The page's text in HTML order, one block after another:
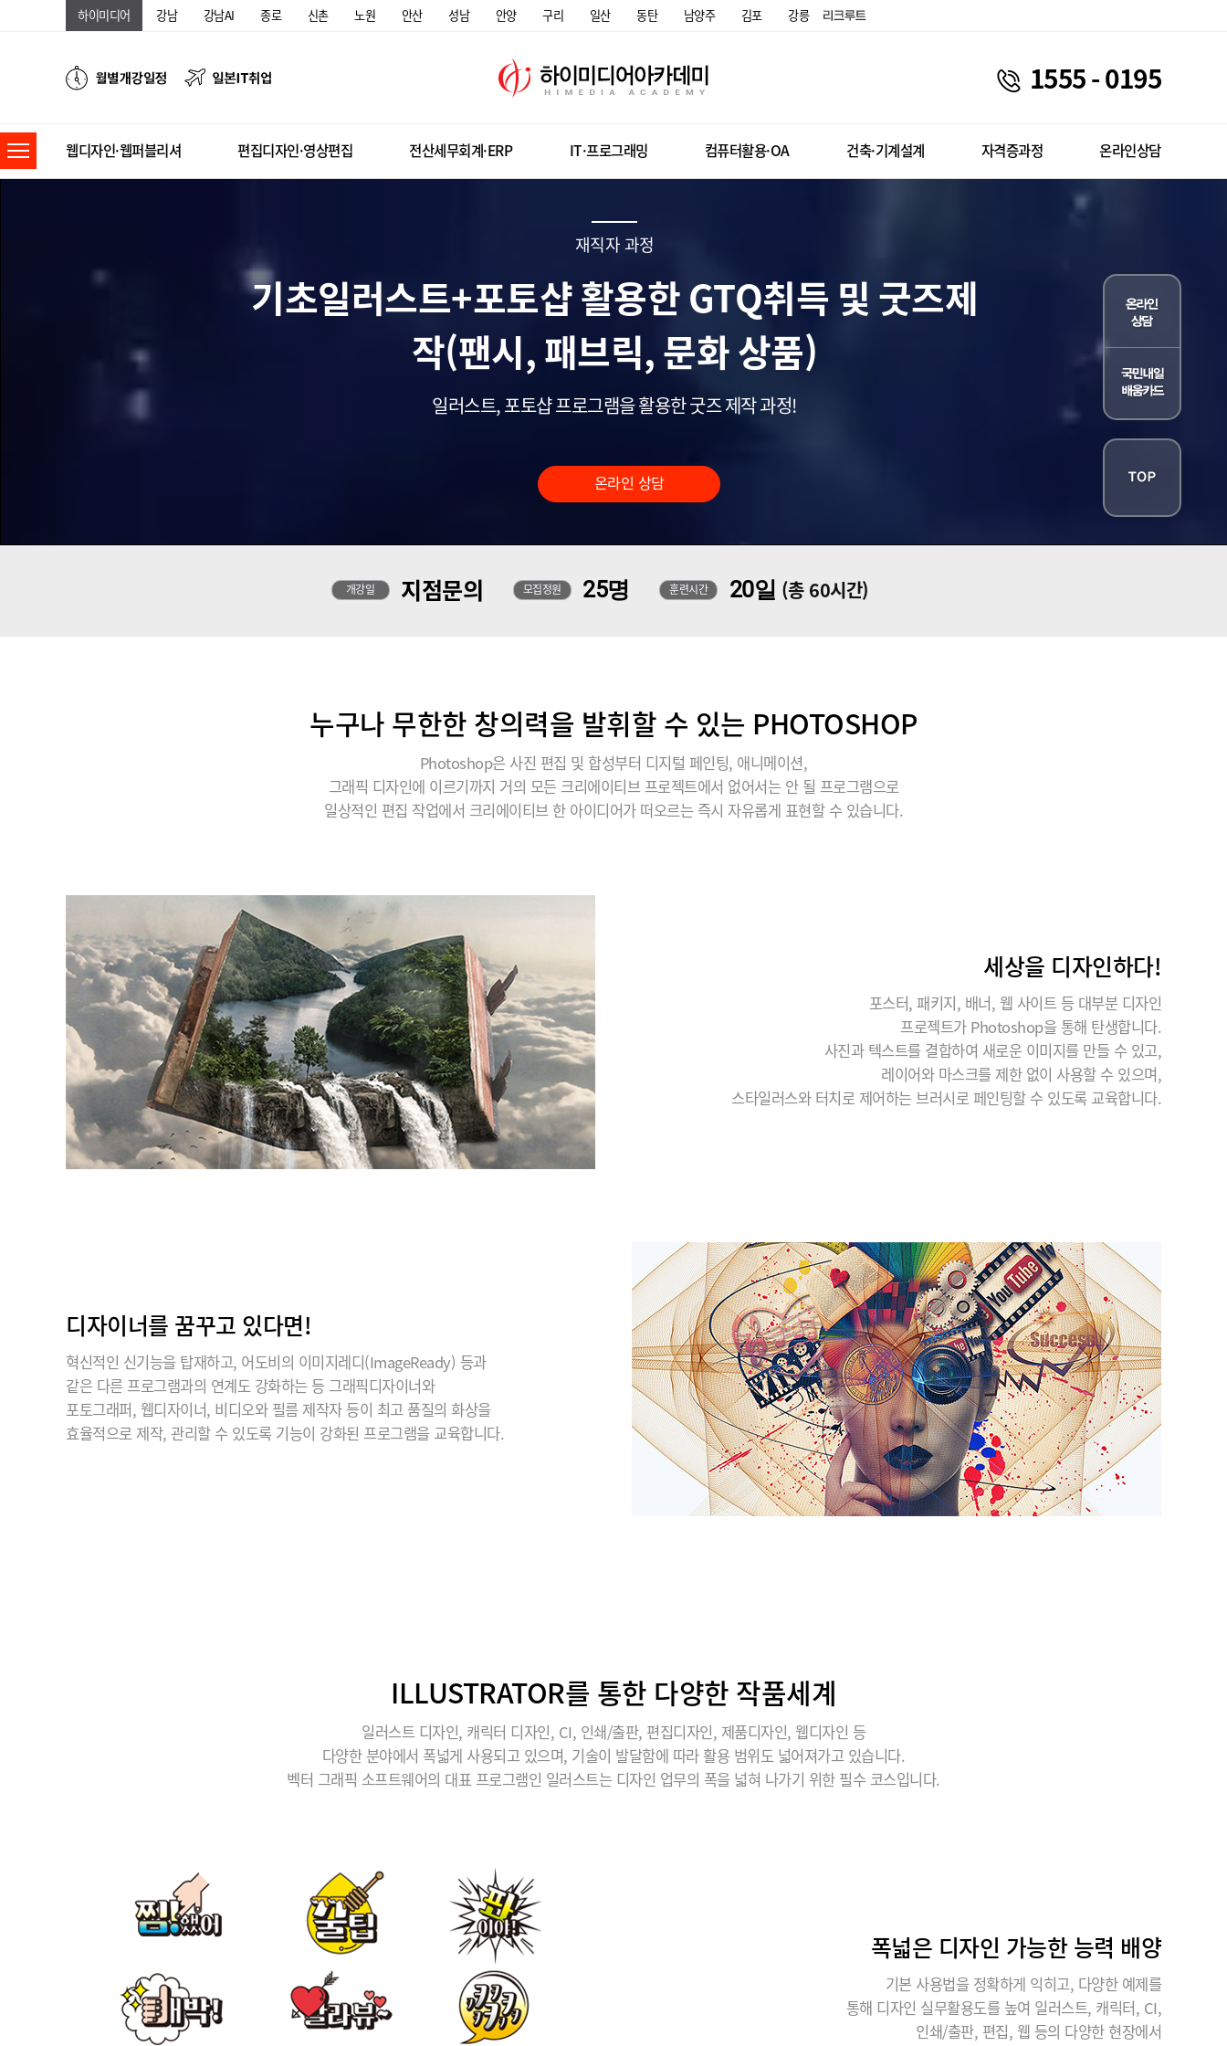
하이미디어 강남 강남AI 종로 신촌 노원 안산 성남 안양 구리 일산 동탄 남양주 김포 강릉
1555 - 0195
웹디자인·웹퍼블리셔 편집디자인·영상편집 전산세무회계·ERP IT·프로그래밍 컴퓨터활용·OA 건축·기계설계 자격증과정 온라인상담
재직자 과정
기초일러스트+포토샵 활용한 GTQ취득 및 굿즈제
작(팬시, 패브릭, 문화 상품)
일러스트, 포토샵 프로그램을 활용한 굿즈 제작 과정!
온라인 상담
개강일 지점문의 모집정원 25명 훈련시간 20일 (총 60시간)
누구나 무한한 창의력을 발휘할 수 있는 PHOTOSHOP
Photoshop은 사진 편집 및 합성부터 디지털 페인팅, 애니메이션,
그래픽 디자인에 이르기까지 거의 모든 크리에이티브 프로젝트에서 없어서는 안 될 프로그램으로
일상적인 편집 작업에서 크리에이티브 한 아이디어가 떠오르는 즉시 자유롭게 표현할 수 있습니다.
세상을 디자인하다!
포스터, 패키지, 배너, 웹 사이트 등 대부분 디자인
프로젝트가 Photoshop을 통해 탄생합니다.
사진과 텍스트를 결합하여 새로운 이미지를 만들 수 있고,
레이어와 마스크를 제한 없이 사용할 수 있으며,
스타일러스와 터치로 제어하는 브러시로 페인팅할 수 있도록 교육합니다.
디자이너를 꿈꾸고 있다면!
혁신적인 신기능을 탑재하고, 어도비의 이미지레디(ImageReady) 등과
같은 다른 프로그램과의 연계도 강화하는 등 그래픽디자이너와
포토그래퍼, 웹디자이너, 비디오와 필름 제작자 등이 최고 품질의 화상을
효율적으로 제작, 관리할 수 있도록 기능이 강화된 프로그램을 교육합니다.
ILLUSTRATOR를 통한 다양한 작품세계
일러스트 디자인, 캐릭터 디자인, CI, 인쇄/출판, 편집디자인, 제품디자인, 웹디자인 등
다양한 분야에서 폭넓게 사용되고 있으며, 기술이 발달함에 따라 활용 범위도 넓어져가고 있습니다.
벡터 그래픽 소프트웨어의 대표 프로그램인 일러스트는 디자인 업무의 폭을 넓혀 나가기 위한 필수 코스입니다.
폭넓은 디자인 가능한 능력 배양
기본 사용법을 정확하게 익히고, 다양한 예제를
통해 디자인 실무활용도를 높여 일러스트, 캐릭터, CI,
인쇄/출판, 편집, 웹 등의 다양한 현장에서